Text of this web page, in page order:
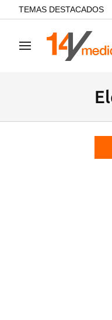
common.go-to-content
TEMAS DESTACADOS
Navegación